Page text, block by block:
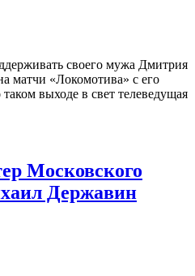
своего мужа Дмитрия
матчи «Локомотива» с его
выходе в свет телеведущая
Московского
Державин